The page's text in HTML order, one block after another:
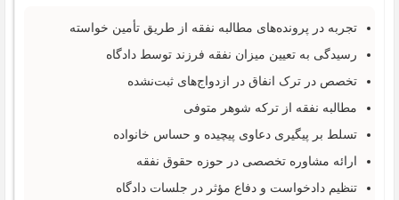
تجربه در پرونده‌های مطالبه نفقه از طریق تأمین خواسته
رسیدگی به تعیین میزان نفقه فرزند توسط دادگاه
تخصص در ترک انفاق در ازدواج‌های ثبت‌نشده
مطالبه نفقه از ترکه شوهر متوفی
تسلط بر پیگیری دعاوی پیچیده و حساس خانواده
ارائه مشاوره تخصصی در حوزه حقوق نفقه
تنظیم دادخواست و دفاع مؤثر در جلسات دادگاه